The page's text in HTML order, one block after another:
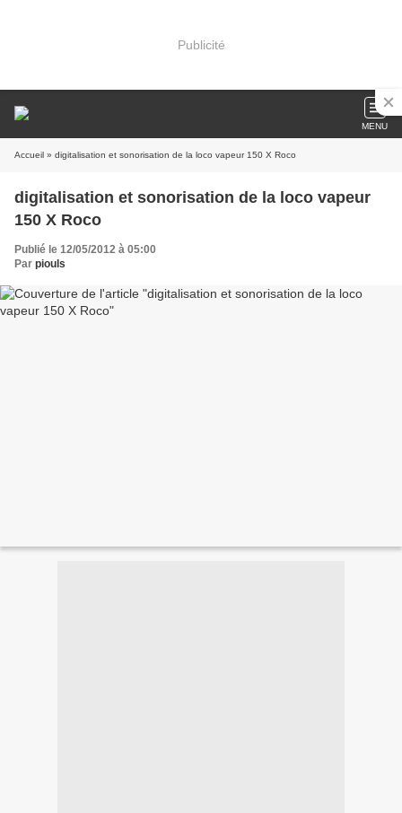
Publicité
MENU
Accueil » digitalisation et sonorisation de la loco vapeur 150 X Roco
digitalisation et sonorisation de la loco vapeur
150 X Roco
Publié le 12/05/2012 à 05:00
Par piouls